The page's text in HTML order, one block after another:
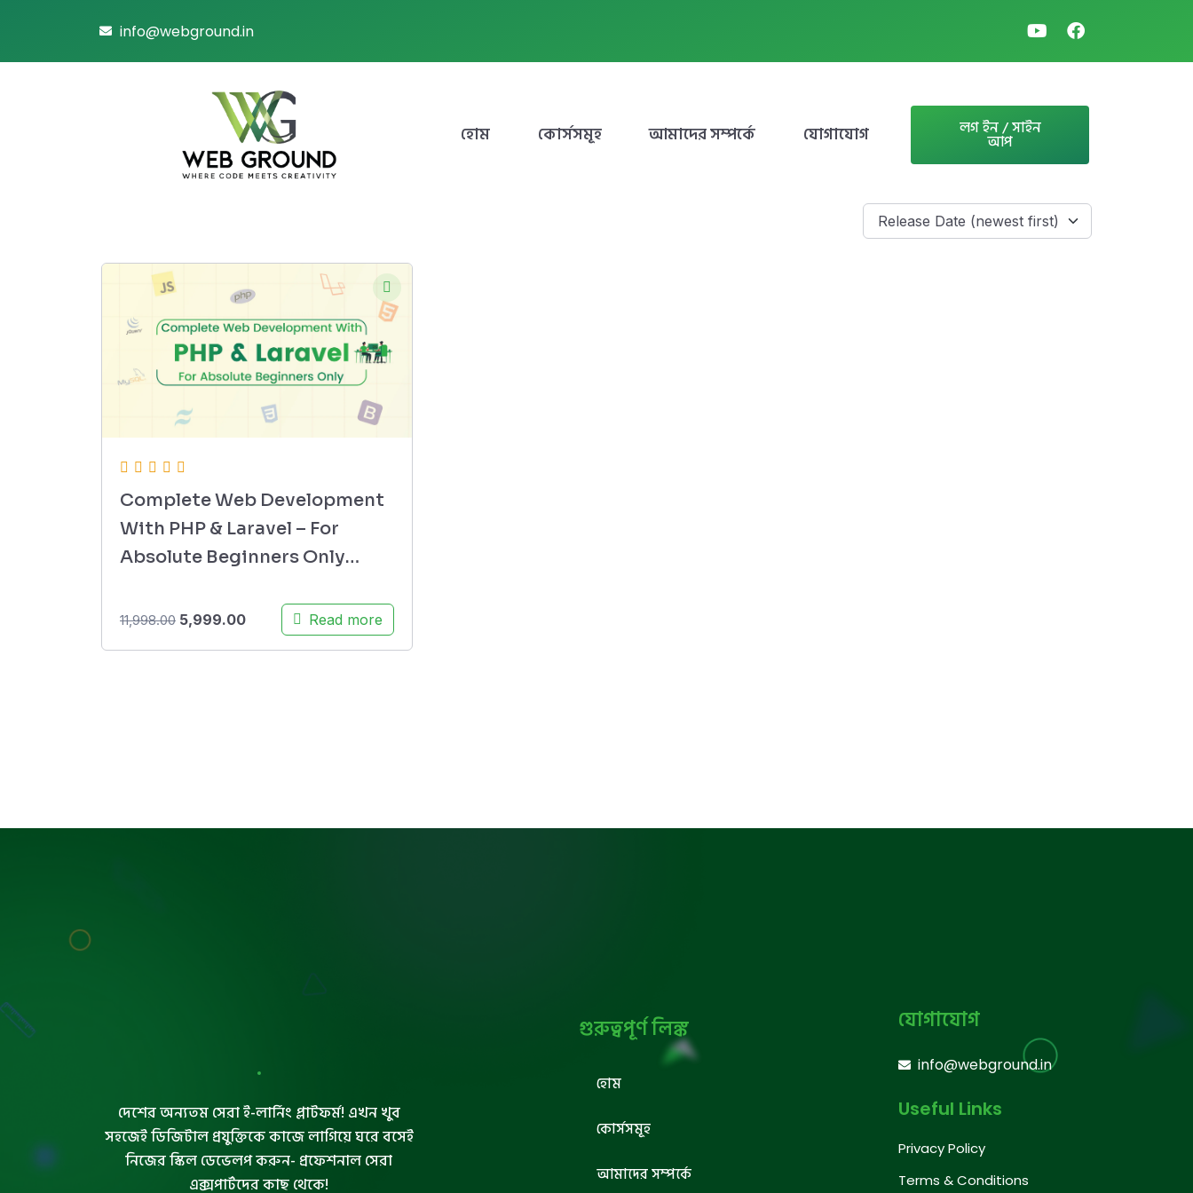
info@webground.in
হোম কোর্সসমূহ আমাদের সম্পর্কে যোগাযোগ লগ ইন / সাইন
আপ
Release Date (newest first)
Complete Web Development
With PHP & Laravel – For
Absolute Beginners Only
11,998.00 5,999.00 Read more
দেশের অন্যতম সেরা ই-লার্নিং প্লাটফর্ম! এখন খুব
সহজেই ডিজিটাল প্রযুক্তিকে কাজে লাগিয়ে ঘরে বসেই
নিজের স্কিল ডেভেলপ করুন- প্রফেশনাল সেরা
এক্সপার্টদের কাছ থেকে!
গুরুত্বপূর্ণ লিঙ্ক
হোম
কোর্সসমূহ
আমাদের সম্পর্কে
যোগাযোগ
info@webground.in
Useful Links
Privacy Policy
Terms & Conditions